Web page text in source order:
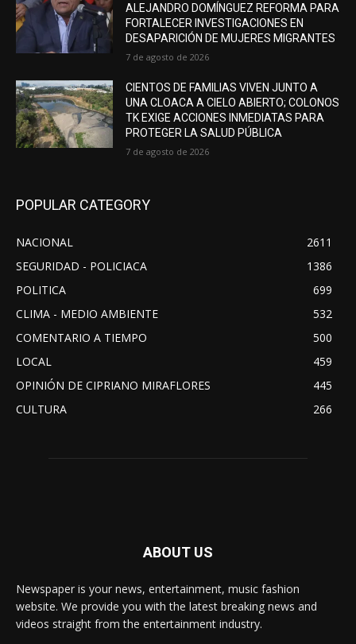
ALEJANDRO DOMÍNGUEZ REFORMA PARA
FORTALECER INVESTIGACIONES EN
DESAPARICIÓN DE MUJERES MIGRANTES
7 de agosto de 2026
CIENTOS DE FAMILIAS VIVEN JUNTO A
UNA CLOACA A CIELO ABIERTO; COLONOS
TK EXIGE ACCIONES INMEDIATAS PARA
PROTEGER LA SALUD PÚBLICA
7 de agosto de 2026
POPULAR CATEGORY
NACIONAL
2611
SEGURIDAD - POLICIACA
1386
POLITICA
699
CLIMA - MEDIO AMBIENTE
532
COMENTARIO A TIEMPO
500
LOCAL
459
OPINIÓN DE CIPRIANO MIRAFLORES
445
CULTURA
266
ABOUT US
Newspaper is your news, entertainment, music fashion
website. We provide you with the latest breaking news and
videos straight from the entertainment industry.